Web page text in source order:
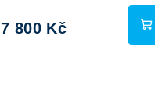
t
7 800 Kč